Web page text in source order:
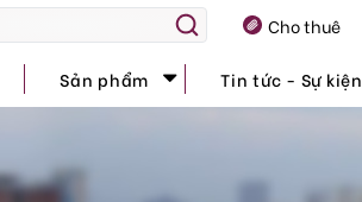
Cho thuê
Sản phẩm Tin tức - Sự kiện